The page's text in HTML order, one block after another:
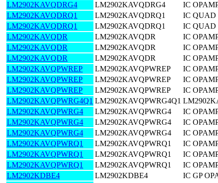
LM2902KAVQDRG4
LM2902KAVQDRG4
IC
LM2902KAVQDRQ1
LM2902KAVQDRQ1
IC QUAD
LM2902KAVQDRQ1
LM2902KAVQDRQ1
IC QUAD
LM2902KAVQDR
LM2902KAVQDR
IC
LM2902KAVQDR
LM2902KAVQDR
IC
LM2902KAVQDR
LM2902KAVQDR
IC
LM2902KAVQPWREP
LM2902KAVQPWREP
IC
LM2902KAVQPWREP
LM2902KAVQPWREP
IC
LM2902KAVQPWREP
LM2902KAVQPWREP
IC
LM2902KAVQPWRG4Q1 LM2902KAVQPWRG4Q1
LM2902KAVQPWRG4
LM2902KAVQPWRG4
IC
LM2902KAVQPWRG4
LM2902KAVQPWRG4
IC
LM2902KAVQPWRG4
LM2902KAVQPWRG4
IC
LM2902KAVQPWRQ1
LM2902KAVQPWRQ1
IC
LM2902KAVQPWRQ1
LM2902KAVQPWRQ1
IC
LM2902KAVQPWRQ1
LM2902KAVQPWRQ1
IC
LM2902KDBE4
LM2902KDBE4
IC GP